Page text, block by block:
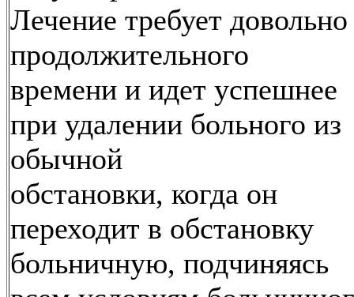
Лечение требует довольно
продолжительного
времени и идет успешнее
при удалении больного из
обычной
обстановки, когда он
переходит в обстановку
больничную, подчиняясь